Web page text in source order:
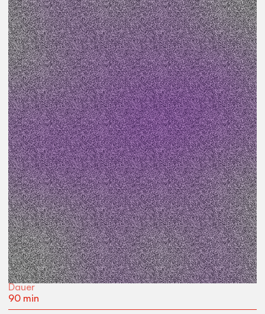
Veranstaltungsart
Workshop
Preis
kostenfrei
Teil des Projekts
Neustadt Satelliten
Beginn
18:30Uhr
Ort
Werkstatt
Dauer
90 min